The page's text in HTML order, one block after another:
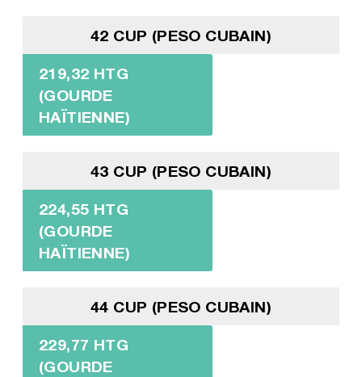
42 CUP (PESO CUBAIN)
219,32 HTG
(GOURDE
HAÏTIENNE)
43 CUP (PESO CUBAIN)
224,55 HTG
(GOURDE
HAÏTIENNE)
44 CUP (PESO CUBAIN)
229,77 HTG
(GOURDE